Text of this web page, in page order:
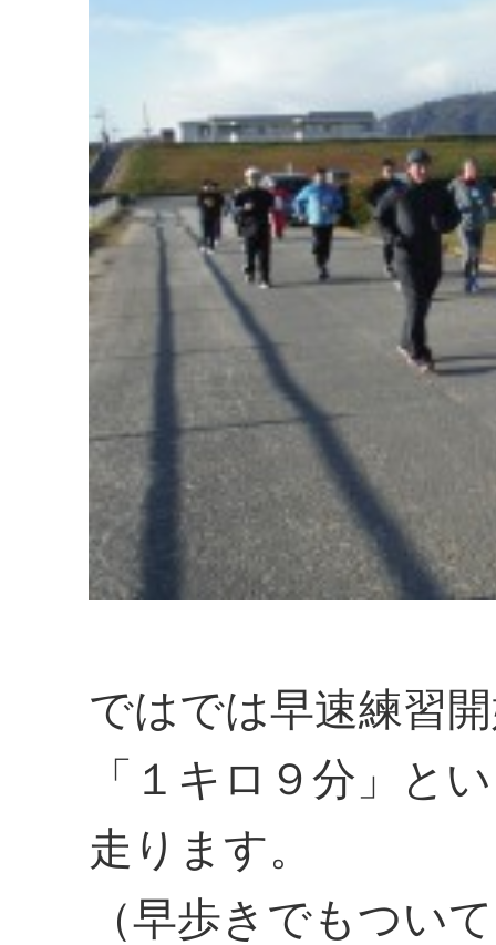
ではでは早速練習
「１キロ９分」と
走ります。
（早歩きでもつい